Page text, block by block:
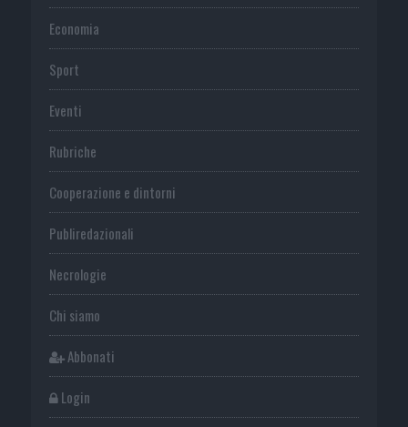
Economia
Sport
Eventi
Rubriche
Cooperazione e dintorni
Publiredazionali
Necrologie
Chi siamo
Abbonati
Login